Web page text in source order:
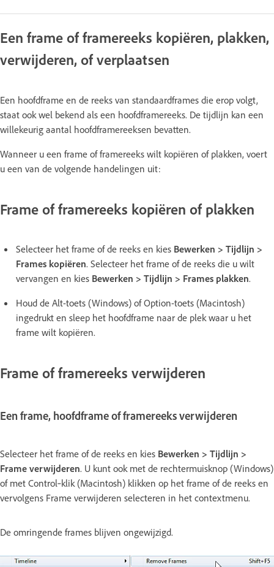
Een frame of framereeks kopiëren, plakken,
verwijderen, of verplaatsen
Een hoofdframe en de reeks van standaardframes die erop volgt,
staat ook wel bekend als een hoofdframereeks. De tijdlijn kan een
willekeurig aantal hoofdframereeksen bevatten.
Wanneer u een frame of framereeks wilt kopiëren of plakken, voert
u een van de volgende handelingen uit:
Frame of framereeks kopiëren of plakken
Selecteer het frame of de reeks en kies Bewerken > Tijdlijn >
Frames kopiëren. Selecteer het frame of de reeks die u wilt
vervangen en kies Bewerken > Tijdlijn > Frames plakken.
Houd de Alt-toets (Windows) of Option-toets (Macintosh)
ingedrukt en sleep het hoofdframe naar de plek waar u het
frame wilt kopiëren.
Frame of framereeks verwijderen
Een frame, hoofdframe of framereeks verwijderen
Selecteer het frame of de reeks en kies Bewerken > Tijdlijn >
Frame verwijderen. U kunt ook met de rechtermuisknop (Windows)
of met Control‑klik (Macintosh) klikken op het frame of de reeks en
vervolgens Frame verwijderen selecteren in het contextmenu.
De omringende frames blijven ongewijzigd.